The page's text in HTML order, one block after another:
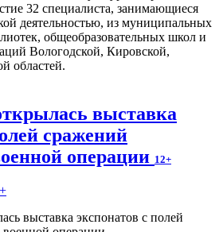
32 специалиста, занимающиеся
деятельностью, из муниципальных
общеобразовательных школ и
Вологодской, Кировской,
областей.
выставка
сражений
операции 12+